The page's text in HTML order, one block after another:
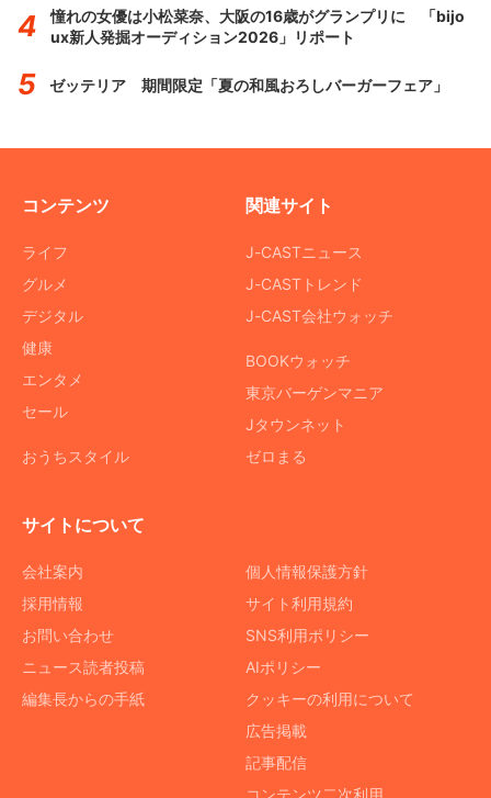
憧れの女優は小松菜奈、大阪の16歳がグランプリに 「bijo
ux新人発掘オーディション2026」リポート
ゼッテリア 期間限定「夏の和風おろしバーガーフェア」
コンテンツ
ライフ
グルメ
デジタル
健康
エンタメ
セール
おうちスタイル
関連サイト
J-CASTニュース
J-CASTトレンド
J-CAST会社ウォッチ
BOOKウォッチ
東京バーゲンマニア
Jタウンネット
ゼロまる
サイトについて
会社案内
採用情報
お問い合わせ
ニュース読者投稿
編集長からの手紙
個人情報保護方針
サイト利用規約
SNS利用ポリシー
AIポリシー
クッキーの利用について
広告掲載
記事配信
コンテンツ二次利用